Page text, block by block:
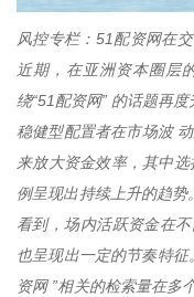
风控专栏：51配资网在
近期，在亚洲资本圈层
绕“51配资网” 的话题再
稳健型配置者在市场波
来放大资金效率，其中
例呈现出持续上升的趋
看到，场内活跃资金在
也呈现出一定的节奏特
资网 ”相关的检索量在多